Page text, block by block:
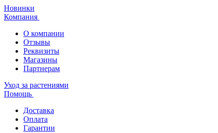
Новинки
Компания
О компании
Отзывы
Реквизиты
Магазины
Партнерам
Уход за растениями
Помощь
Доставка
Оплата
Гарантии